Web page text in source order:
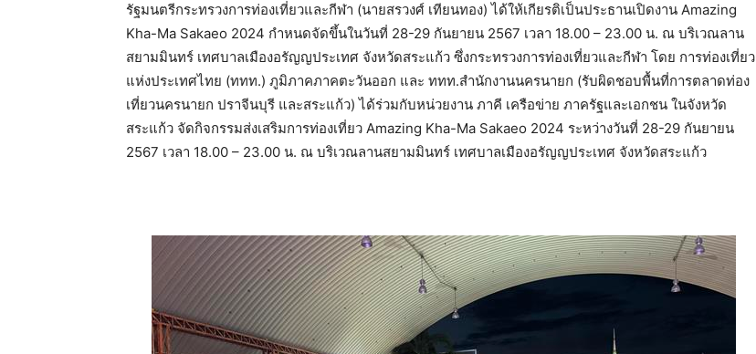
รัฐมนตรีกระทรวงการท่องเที่ยวและกีฬา (นายสรวงศ์ เทียนทอง) ได้ให้เกียรติเป็นประธานเปิดงาน Amazing
Kha-Ma Sakaeo 2024 กำหนดจัดขึ้นในวันที่ 28-29 กันยายน 2567 เวลา 18.00 – 23.00 น. ณ บริเวณลาน
สยามมินทร์ เทศบาลเมืองอรัญญประเทศ จังหวัดสระแก้ว ซึ่งกระทรวงการท่องเที่ยวและกีฬา โดย การท่องเที่ยว
แห่งประเทศไทย (ททท.) ภูมิภาคภาคตะวันออก และ ททท.สำนักงานนครนายก (รับผิดชอบพื้นที่การตลาดท่อง
เที่ยวนครนายก ปราจีนบุรี และสระแก้ว) ได้ร่วมกับหน่วยงาน ภาคี เครือข่าย ภาครัฐและเอกชน ในจังหวัด
สระแก้ว จัดกิจกรรมส่งเสริมการท่องเที่ยว Amazing Kha-Ma Sakaeo 2024 ระหว่างวันที่ 28-29 กันยายน
2567 เวลา 18.00 – 23.00 น. ณ บริเวณลานสยามมินทร์ เทศบาลเมืองอรัญญประเทศ จังหวัดสระแก้ว